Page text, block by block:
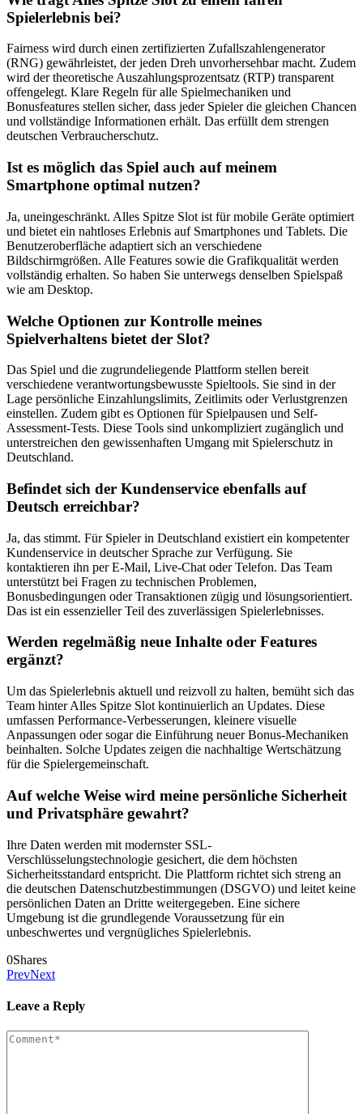
Spielerlebnis bei?
Fairness wird durch einen zertifizierten Zufallszahlengenerator
(RNG) gewährleistet, der jeden Dreh unvorhersehbar macht. Zudem
wird der theoretische Auszahlungsprozentsatz (RTP) transparent
offengelegt. Klare Regeln für alle Spielmechaniken und
Bonusfeatures stellen sicher, dass jeder Spieler die gleichen Chancen
und vollständige Informationen erhält. Das erfüllt dem strengen
deutschen Verbraucherschutz.
Ist es möglich das Spiel auch auf meinem
Smartphone optimal nutzen?
Ja, uneingeschränkt. Alles Spitze Slot ist für mobile Geräte optimiert
und bietet ein nahtloses Erlebnis auf Smartphones und Tablets. Die
Benutzeroberfläche adaptiert sich an verschiedene
Bildschirmgrößen. Alle Features sowie die Grafikqualität werden
vollständig erhalten. So haben Sie unterwegs denselben Spielspaß
wie am Desktop.
Welche Optionen zur Kontrolle meines
Spielverhaltens bietet der Slot?
Das Spiel und die zugrundeliegende Plattform stellen bereit
verschiedene verantwortungsbewusste Spieltools. Sie sind in der
Lage persönliche Einzahlungslimits, Zeitlimits oder Verlustgrenzen
einstellen. Zudem gibt es Optionen für Spielpausen und Self-
Assessment-Tests. Diese Tools sind unkompliziert zugänglich und
unterstreichen den gewissenhaften Umgang mit Spielerschutz in
Deutschland.
Befindet sich der Kundenservice ebenfalls auf
Deutsch erreichbar?
Ja, das stimmt. Für Spieler in Deutschland existiert ein kompetenter
Kundenservice in deutscher Sprache zur Verfügung. Sie
kontaktieren ihn per E-Mail, Live-Chat oder Telefon. Das Team
unterstützt bei Fragen zu technischen Problemen,
Bonusbedingungen oder Transaktionen zügig und lösungsorientiert.
Das ist ein essenzieller Teil des zuverlässigen Spielerlebnisses.
Werden regelmäßig neue Inhalte oder Features
ergänzt?
Um das Spielerlebnis aktuell und reizvoll zu halten, bemüht sich das
Team hinter Alles Spitze Slot kontinuierlich an Updates. Diese
umfassen Performance-Verbesserungen, kleinere visuelle
Anpassungen oder sogar die Einführung neuer Bonus-Mechaniken
beinhalten. Solche Updates zeigen die nachhaltige Wertschätzung
für die Spielergemeinschaft.
Auf welche Weise wird meine persönliche Sicherheit
und Privatsphäre gewahrt?
Ihre Daten werden mit modernster SSL-
Verschlüsselungstechnologie gesichert, die dem höchsten
Sicherheitsstandard entspricht. Die Plattform richtet sich streng an
die deutschen Datenschutzbestimmungen (DSGVO) und leitet keine
persönlichen Daten an Dritte weitergegeben. Eine sichere
Umgebung ist die grundlegende Voraussetzung für ein
unbeschwertes und vergnügliches Spielerlebnis.
0Shares
PrevNext
Leave a Reply